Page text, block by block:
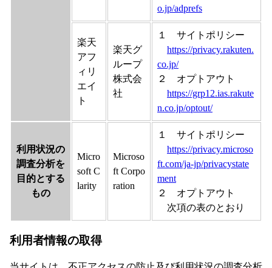
o.jp/adprefs
楽天
アフ
ィリ
エイ
ト
楽天グ
ループ
株式会
社
１ サイトポリシー
https://privacy.rakuten.
co.jp/
２ オプトアウト
https://grp12.ias.rakute
n.co.jp/optout/
利用状況の
調査分析を
目的とする
もの
Micro
soft C
larity
Microso
ft Corpo
ration
１ サイトポリシー
https://privacy.microso
ft.com/ja-jp/privacystate
ment
２ オプトアウト
次項の表のとおり
利用者情報の取得